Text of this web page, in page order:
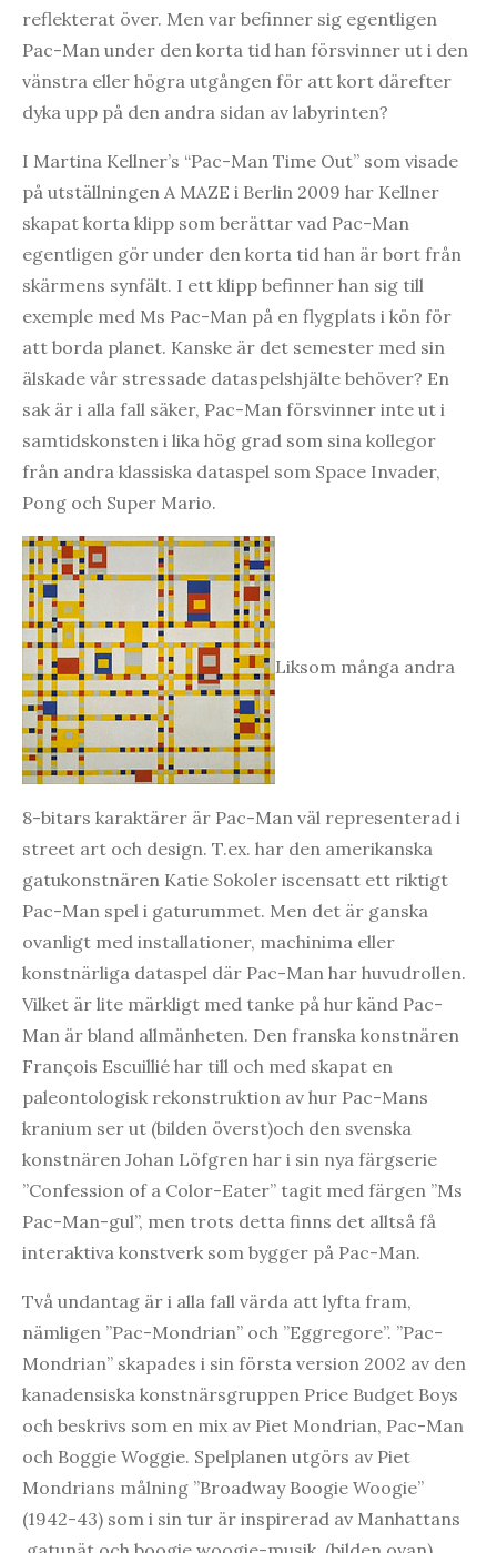
reflekterat över. Men var befinner sig egentligen
Pac-Man under den korta tid han försvinner ut i den
vänstra eller högra utgången för att kort därefter
dyka upp på den andra sidan av labyrinten?
I Martina Kellner’s “Pac-Man Time Out” som visade
på utställningen A MAZE i Berlin 2009 har Kellner
skapat korta klipp som berättar vad Pac-Man
egentligen gör under den korta tid han är bort från
skärmens synfält. I ett klipp befinner han sig till
exemple med Ms Pac-Man på en flygplats i kön för
att borda planet. Kanske är det semester med sin
älskade vår stressade dataspelshjälte behöver? En
sak är i alla fall säker, Pac-Man försvinner inte ut i
samtidskonsten i lika hög grad som sina kollegor
från andra klassiska dataspel som Space Invader,
Pong och Super Mario.
Liksom många andra
8-bitars karaktärer är Pac-Man väl representerad i
street art och design. T.ex. har den amerikanska
gatukonstnären Katie Sokoler iscensatt ett riktigt
Pac-Man spel i gaturummet. Men det är ganska
ovanligt med installationer, machinima eller
konstnärliga dataspel där Pac-Man har huvudrollen.
Vilket är lite märkligt med tanke på hur känd Pac-
Man är bland allmänheten. Den franska konstnären
François Escuillié har till och med skapat en
paleontologisk rekonstruktion av hur Pac-Mans
kranium ser ut (bilden överst)och den svenska
konstnären Johan Löfgren har i sin nya färgserie
”Confession of a Color-Eater” tagit med färgen ”Ms
Pac-Man-gul”, men trots detta finns det alltså få
interaktiva konstverk som bygger på Pac-Man.
Två undantag är i alla fall värda att lyfta fram,
nämligen ”Pac-Mondrian” och ”Eggregore”. ”Pac-
Mondrian” skapades i sin första version 2002 av den
kanadensiska konstnärsgruppen Price Budget Boys
och beskrivs som en mix av Piet Mondrian, Pac-Man
och Boggie Woggie. Spelplanen utgörs av Piet
Mondrians målning ”Broadway Boogie Woogie”
(1942-43) som i sin tur är inspirerad av Manhattans